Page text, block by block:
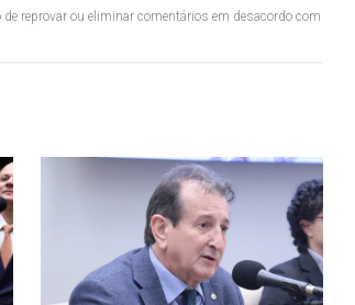
reprovar ou eliminar comentários em desacordo com